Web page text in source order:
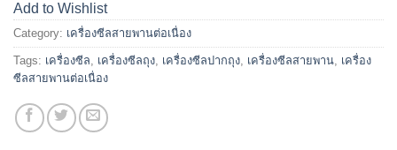
Add to Wishlist
Category: เครื่องซีลสายพานต่อเนื่อง
Tags: เครื่องซีล, เครื่องซีลถุง, เครื่องซีลปากถุง, เครื่องซีลสายพาน, เครื่อง
ซีลสายพานต่อเนื่อง